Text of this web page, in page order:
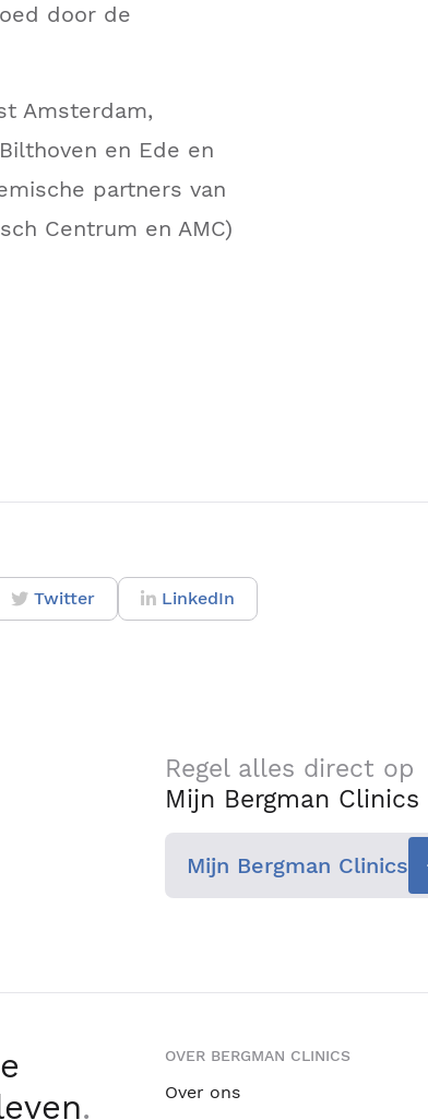
door de
Amsterdam,
en Ede en
partners van
Centrum en AMC)
Twitter LinkedIn
Regel alles direct op
Mijn Bergman Clinics
Mijn Bergman Clinics
.
OVER BERGMAN CLINICS
Over ons